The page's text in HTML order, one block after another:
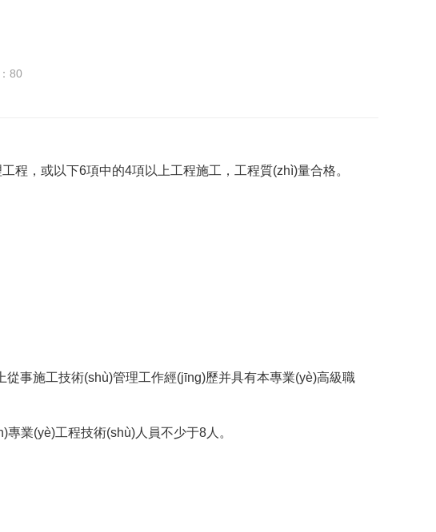
80
程，或以下6項中的4項以上工程施工，工程質(zhì)量合格。
事施工技術(shù)管理工作經(jīng)歷并具有本專業(yè)高級職
(yè)工程技術(shù)人員不少于8人。